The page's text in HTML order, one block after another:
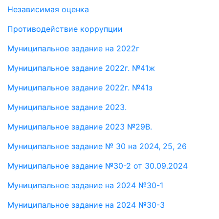
Независимая оценка
Противодействие коррупции
Муниципальное задание на 2022г
Муниципальное задание 2022г. №41ж
Муниципальное задание 2022г. №41з
Муниципальное задание 2023.
Муниципальное задание 2023 №29В.
Муниципальное задание № 30 на 2024, 25, 26
Муниципальное задание №30-2 от 30.09.2024
Муниципальное задание на 2024 №30-1
Муниципальное задание на 2024 №30-3